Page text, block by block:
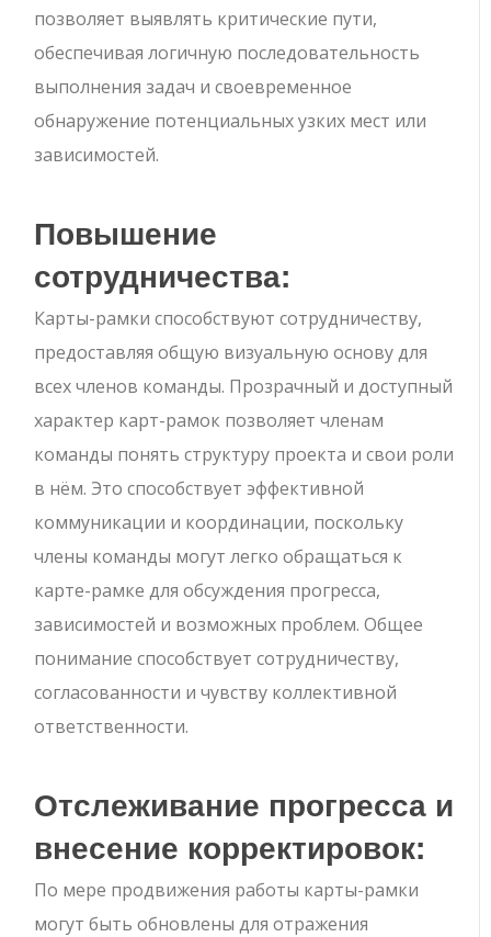
позволяет выявлять критические пути,
обеспечивая логичную последовательность
выполнения задач и своевременное
обнаружение потенциальных узких мест или
зависимостей.
Повышение
сотрудничества:
Карты-рамки способствуют сотрудничеству,
предоставляя общую визуальную основу для
всех членов команды. Прозрачный и доступный
характер карт-рамок позволяет членам
команды понять структуру проекта и свои роли
в нём. Это способствует эффективной
коммуникации и координации, поскольку
члены команды могут легко обращаться к
карте-рамке для обсуждения прогресса,
зависимостей и возможных проблем. Общее
понимание способствует сотрудничеству,
согласованности и чувству коллективной
ответственности.
Отслеживание прогресса и
внесение корректировок:
По мере продвижения работы карты-рамки
могут быть обновлены для отражения